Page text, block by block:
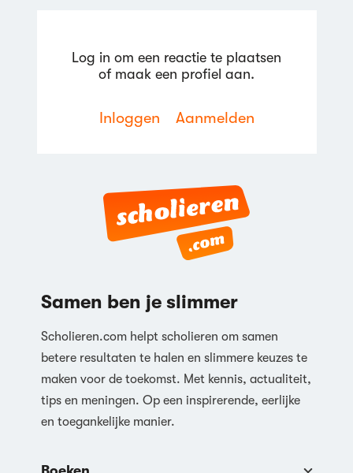
Reageren
Log in om een reactie te plaatsen
of maak een profiel aan.
Inloggen Aanmelden
Samen ben je slimmer
Scholieren.com helpt scholieren om samen
betere resultaten te halen en slimmere keuzes te
maken voor de toekomst. Met kennis, actualiteit,
tips en meningen. Op een inspirerende, eerlijke
en toegankelijke manier.